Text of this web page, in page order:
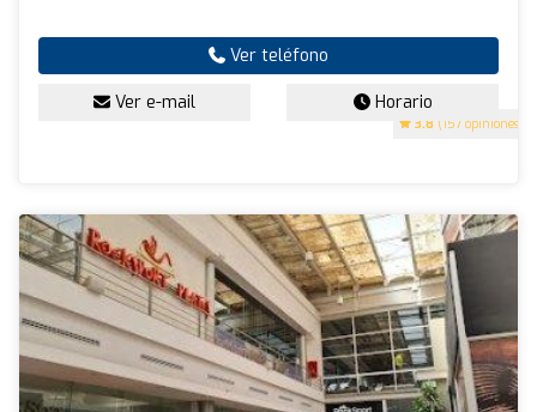
3.8 (157 opiniones)
Ver teléfono
Ver e-mail Horario